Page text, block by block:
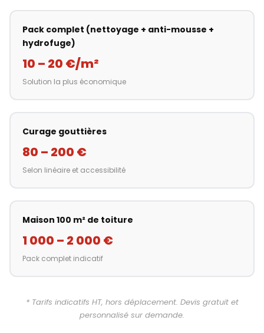
Pack complet (nettoyage + anti-mousse +
hydrofuge)
10 – 20 €/m²
Solution la plus économique
Curage gouttières
80 – 200 €
Selon linéaire et accessibilité
Maison 100 m² de toiture
1 000 – 2 000 €
Pack complet indicatif
* Tarifs indicatifs HT, hors déplacement. Devis gratuit et
personnalisé sur demande.